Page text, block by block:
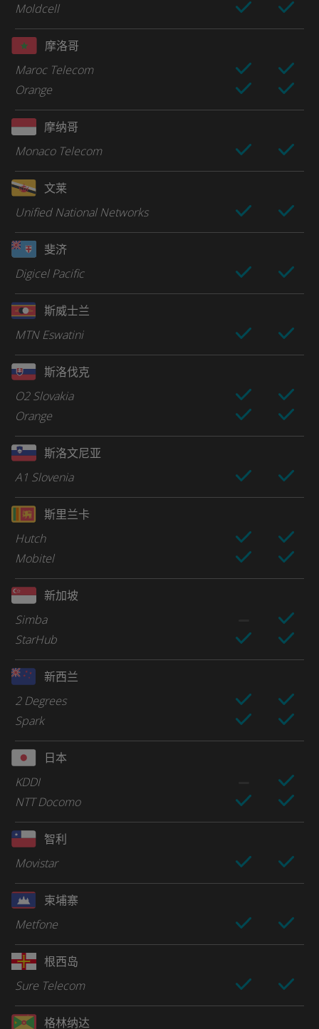
Moldcell
摩洛哥
Maroc Telecom
Orange
摩纳哥
Monaco Telecom
文莱
Unified National Networks
斐济
Digicel Pacific
斯威士兰
MTN Eswatini
斯洛伐克
O2 Slovakia
Orange
斯洛文尼亚
A1 Slovenia
斯里兰卡
Hutch
Mobitel
新加坡
Simba
StarHub
新西兰
2 Degrees
Spark
日本
KDDI
NTT Docomo
智利
Movistar
柬埔寨
Metfone
根西岛
Sure Telecom
格林纳达